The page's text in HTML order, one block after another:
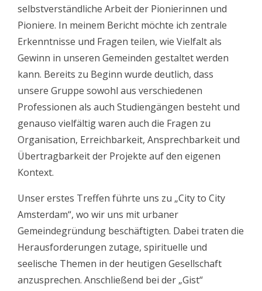
selbstverständliche Arbeit der Pionierinnen und
Pioniere. In meinem Bericht möchte ich zentrale
Erkenntnisse und Fragen teilen, wie Vielfalt als
Gewinn in unseren Gemeinden gestaltet werden
kann. Bereits zu Beginn wurde deutlich, dass
unsere Gruppe sowohl aus verschiedenen
Professionen als auch Studiengängen besteht und
genauso vielfältig waren auch die Fragen zu
Organisation, Erreichbarkeit, Ansprechbarkeit und
Übertragbarkeit der Projekte auf den eigenen
Kontext.
Unser erstes Treffen führte uns zu „City to City
Amsterdam“, wo wir uns mit urbaner
Gemeindegründung beschäftigten. Dabei traten die
Herausforderungen zutage, spirituelle und
seelische Themen in der heutigen Gesellschaft
anzusprechen. Anschließend bei der „Gist“